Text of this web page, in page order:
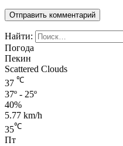
Найти:
Погода
Пекин
Scattered Clouds
37 ℃
37º - 25º
40%
5.77 km/h
35℃
Пт